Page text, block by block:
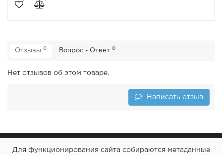
Отзывы 0 Вопрос - Ответ 0
Нет отзывов об этом товаре.
Написать отзыв
Для функционирования сайта собираются метаданные